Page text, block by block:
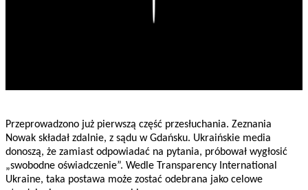
Przeprowadzono już pierwszą część przesłuchania. Zeznania
Nowak składał zdalnie, z sądu w Gdańsku. Ukraińskie media
donoszą, że zamiast odpowiadać na pytania, próbował wygłosić
„swobodne oświadczenie”. Wedle Transparency International
Ukraine, taka postawa może zostać odebrana jako celowe